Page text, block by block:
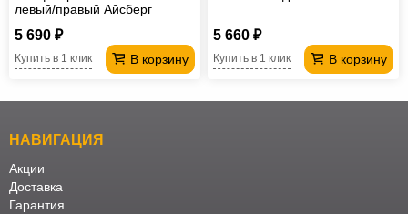
левый/правый Айсберг
5 690 ₽
В корзину
Купить в 1 клик
5 660 ₽
В корзину
Купить в 1 клик
НАВИГАЦИЯ
Акции
Доставка
Гарантия